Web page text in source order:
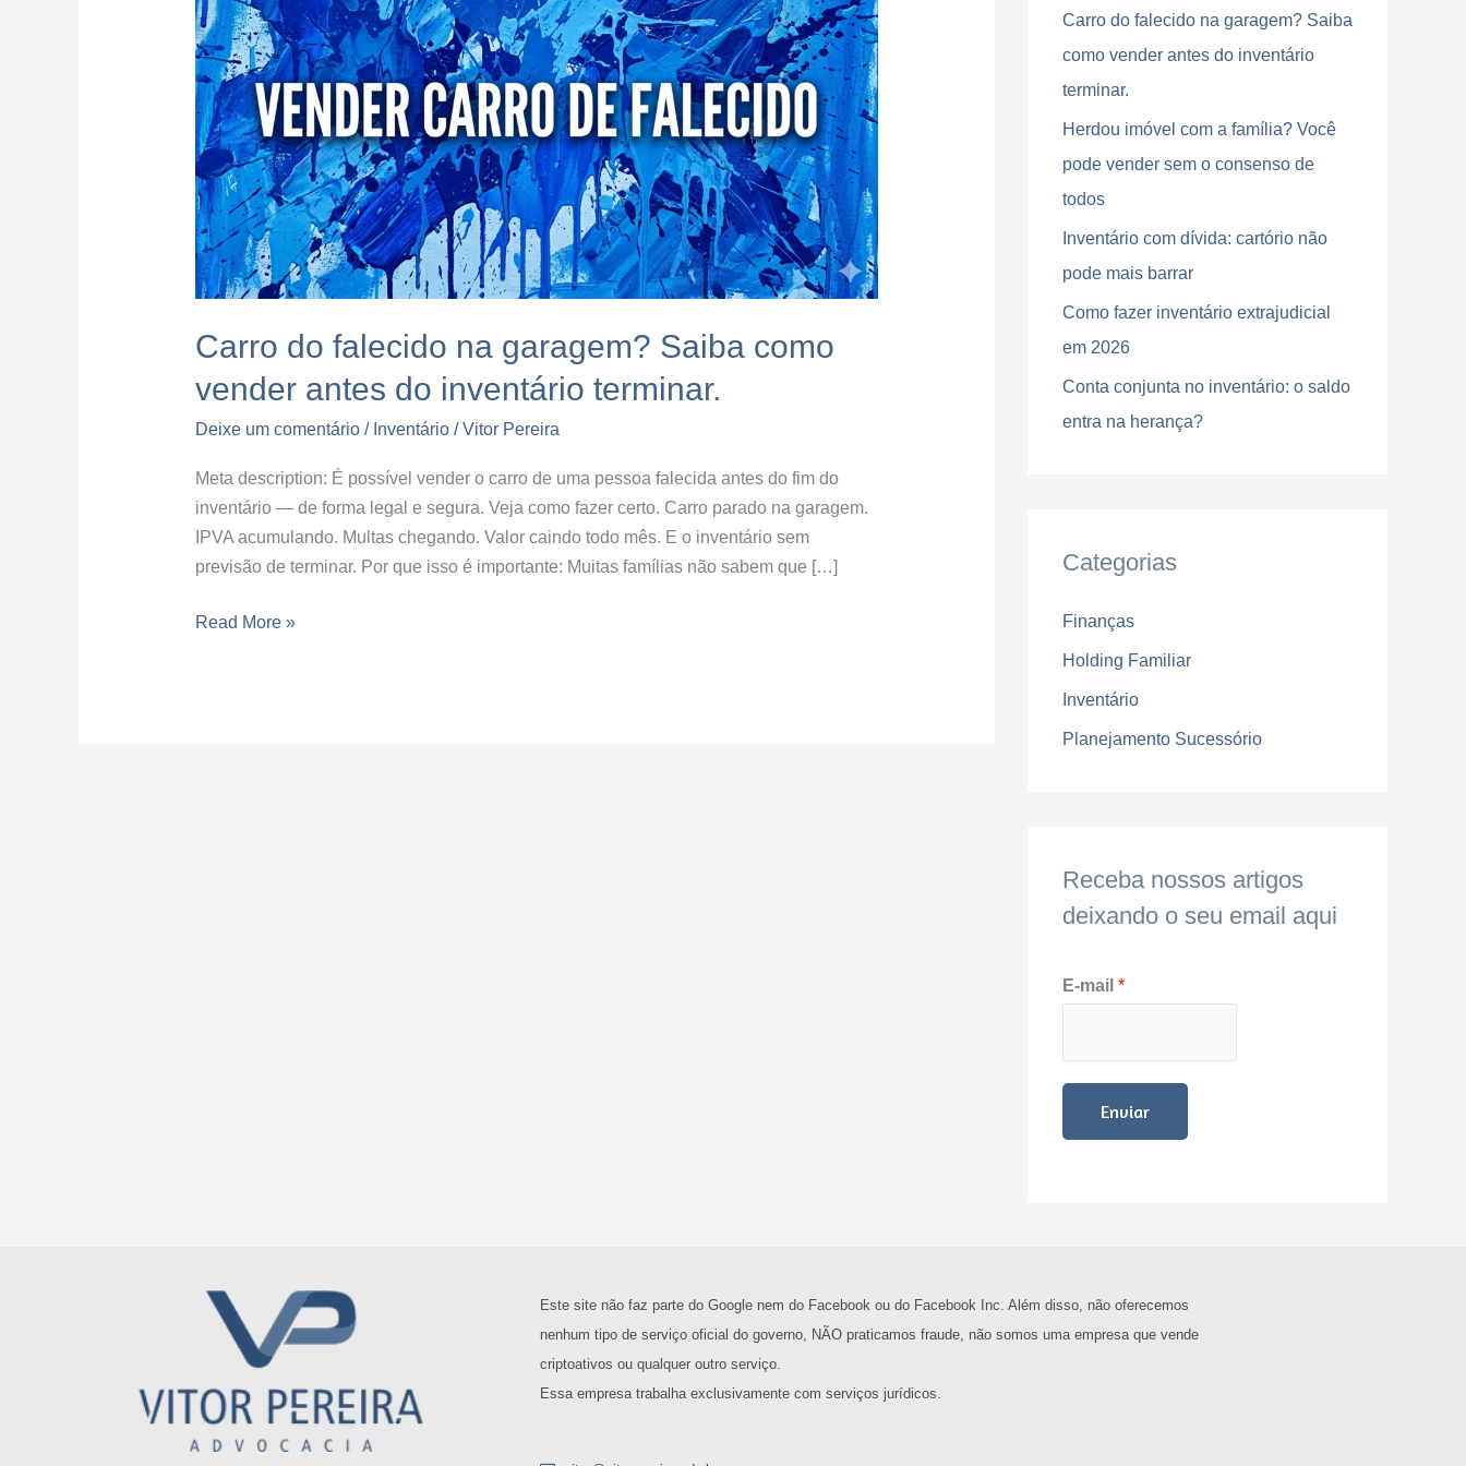
Carro do falecido na garagem? Saiba como
vender antes do inventário terminar.
Deixe um comentário / Inventário/Vitor Pereira
Meta description: É possível vender o carro de uma pessoa falecida antes do fim do
inventário — de forma legal e segura. Veja como fazer certo. Carro parado na garagem.
IPVA acumulando. Multas chegando. Valor caindo todo mês. E o inventário sem
previsão de terminar. Por que isso é importante: Muitas famílias não sabem que […]
na
garagem?
Saiba
como
vender
antes
do
inventário
terminar.
Read More »
s
a
r
p
o
r
:
Carro do falecido na garagem? Saiba
como vender antes do inventário
terminar.
Herdou imóvel com a família? Você
pode vender sem o consenso de
todos
Inventário com dívida: cartório não
pode mais barrar
Como fazer inventário extrajudicial
em 2026
Conta conjunta no inventário: o saldo
entra na herança?
Categorias
Finanças
Holding Familiar
Inventário
Planejamento Sucessório
Receba nossos artigos
deixando o seu email aqui
E-mail *
Enviar
Este site não faz parte do Google nem do Facebook ou do Facebook Inc. Além disso, não oferecemos
nenhum tipo de serviço oficial do governo, NÃO praticamos fraude, não somos uma empresa que vende
criptoativos ou qualquer outro serviço.
Essa empresa trabalha exclusivamente com serviços jurídicos.